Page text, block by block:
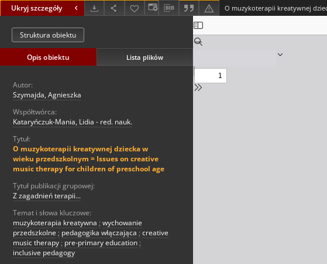
Ukryj szczegóły
Struktura obiektu
Opis obiektu Lista plików
Autor:
Szymajda, Agnieszka
Współtwórca:
Kataryńczuk-Mania, Lidia - red. nauk.
Tytuł:
O muzykoterapii kreatywnej dziecka w
wieku przedszkolnym = Issues on creative
music therapy for children of preschool age
Tytuł publikacji grupowej:
Z zagadnień terapii...
Temat i słowa kluczowe:
muzykoterapia kreatywna ; wychowanie
przedszkolne ; pedagogika włączająca ; creative
music therapy ; pre-primary education ;
inclusive pedagogy